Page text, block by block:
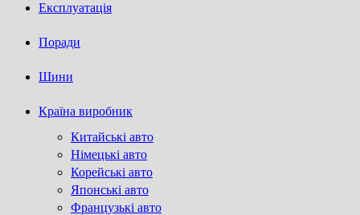
Експлуатація
Поради
Шини
Країна виробник
Китайські авто
Німецькі авто
Корейські авто
Японські авто
Французькі авто